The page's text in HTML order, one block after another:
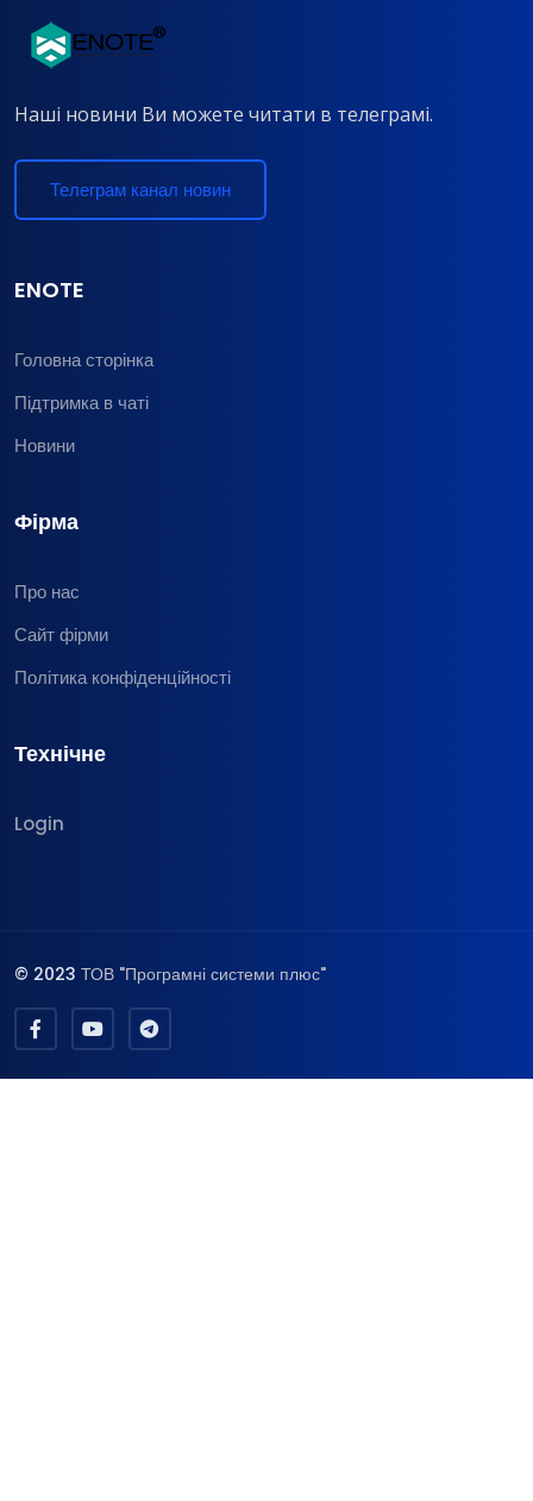
Наші новини Ви можете читати в телеграмі.
Телеграм канал новин
ENOTE
Головна сторінка
Підтримка в чаті
Новини
Фірма
Про нас
Сайт фірми
Політика конфіденційності
Технічне
Login
© 2023 ТОВ "Програмні системи плюс"